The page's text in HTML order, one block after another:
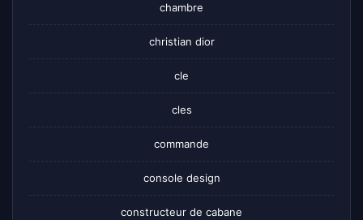
chambre
christian dior
cle
cles
commande
console design
constructeur de cabane